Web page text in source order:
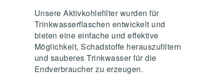
Unsere Aktivkohlefilter wurden für
Trinkwasserflaschen entwickelt und
bieten eine einfache und effektive
Möglichkeit, Schadstoffe herauszufiltern
und sauberes Trinkwasser für die
Endverbraucher zu erzeugen.